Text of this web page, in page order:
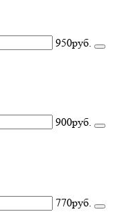
950руб.
900руб.
770руб.